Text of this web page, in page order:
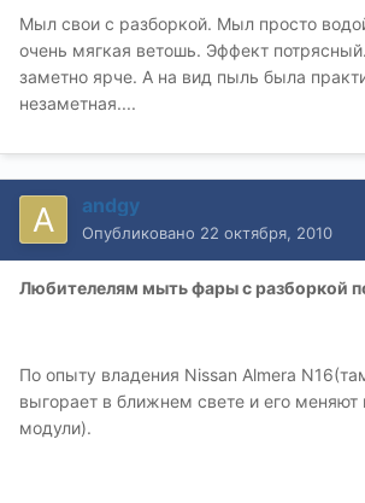
Мыл свои с разборкой. Мыл просто
очень мягкая ветошь. Эффект
заметно ярче. А на вид пыль была
незаметная....
andgy
Опубликовано 22 октября, 2010
Любителелям мыть фары с разборкой
По опыту владения Nissan Almera
выгорает в ближнем свете и его меняют
модули).